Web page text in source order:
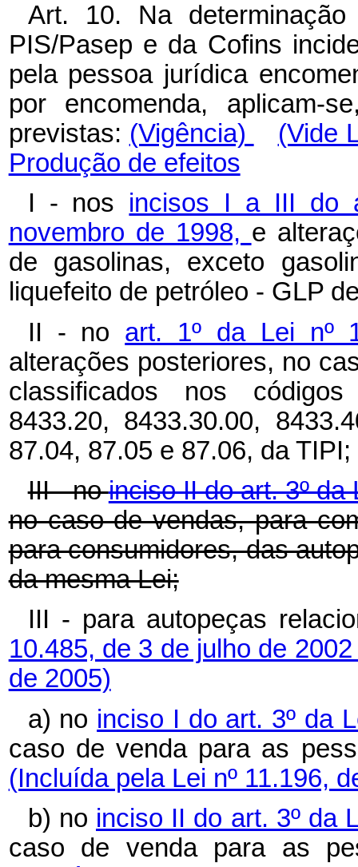
Art. 10. Na
PIS/Pasep e da Cofins
pela pessoa jurídica
por encomenda, aplicam-
previstas: (Vigência)
(Vide
Produção de efeitos
I - nos incisos I a III do
novembro de 1998, e
de gasolinas, exceto
liquefeito de petróleo - GLP
II - no art. 1º da Lei nº
alterações posteriores, no
classificados nos
8433.20, 8433.30.00,
87.04, 87.05 e 87.06, da TIPI;
III - noinciso II do art. 3º da
no caso de vendas, para
para consumidores, das
da mesma Lei;
III - para autopeças
10.485, de 3 de julho de
de 2005)
a) no inciso I do art. 3º da
caso de venda para as
(Incluída pela Lei nº 11.196,
b) no inciso II do art. 3º da
caso de venda para as